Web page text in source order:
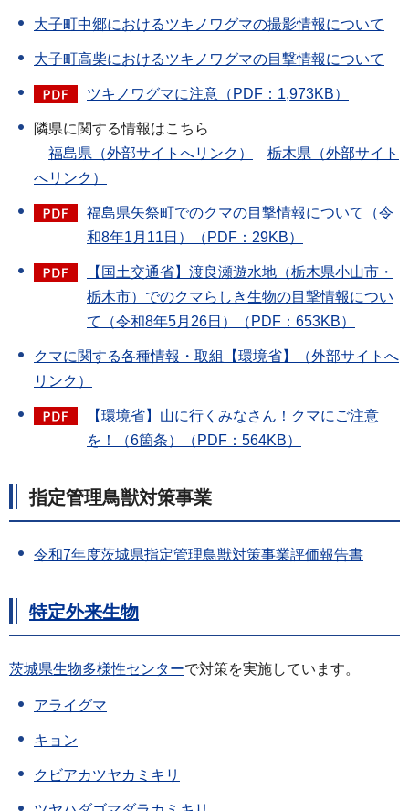
大子町中郷におけるツキノワグマの撮影情報について
大子町高柴におけるツキノワグマの目撃情報について
ツキノワグマに注意（PDF：1,973KB）
隣県に関する情報はこちら
福島県（外部サイトへリンク）
栃木県（外部サイト
へリンク）
福島県矢祭町でのクマの目撃情報について（令
和8年1月11日）（PDF：29KB）
【国土交通省】渡良瀬遊水地（栃木県小山市・
栃木市）でのクマらしき生物の目撃情報につい
て（令和8年5月26日）（PDF：653KB）
クマに関する各種情報・取組【環境省】（外部サイトへ
リンク）
【環境省】山に行くみなさん！クマにご注意
を！（6箇条）（PDF：564KB）
指定管理鳥獣対策事業
令和7年度茨城県指定管理鳥獣対策事業評価報告書
特定外来生物
茨城県生物多様性センターで対策を実施しています。
アライグマ
キョン
クビアカツヤカミキリ